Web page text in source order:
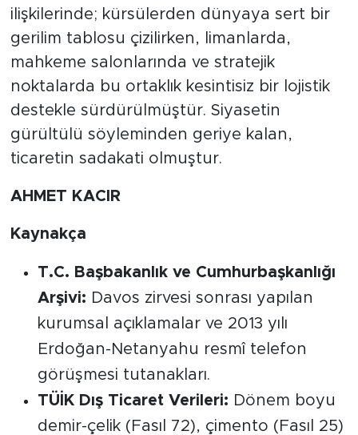
ilişkilerinde; kürsülerden dünyaya sert bir
gerilim tablosu çizilirken, limanlarda,
mahkeme salonlarında ve stratejik
noktalarda bu ortaklık kesintisiz bir lojistik
destekle sürdürülmüştür. Siyasetin
gürültülü söyleminden geriye kalan,
ticaretin sadakati olmuştur.
AHMET KACIR
Kaynakça
T.C. Başbakanlık ve Cumhurbaşkanlığı
Arşivi: Davos zirvesi sonrası yapılan
kurumsal açıklamalar ve 2013 yılı
Erdoğan-Netanyahu resmî telefon
görüşmesi tutanakları.
TÜİK Dış Ticaret Verileri: Dönem boyu
demir-çelik (Fasıl 72), çimento (Fasıl 25)